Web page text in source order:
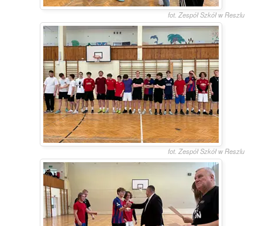
fot. Zespół Szkół w Reszlu
fot. Zespół Szkół w Reszlu